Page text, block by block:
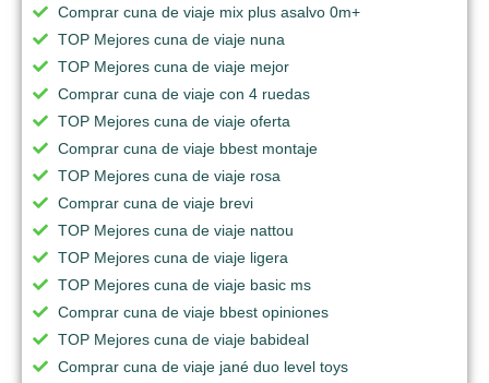
Comprar cuna de viaje mix plus asalvo 0m+
TOP Mejores cuna de viaje nuna
TOP Mejores cuna de viaje mejor
Comprar cuna de viaje con 4 ruedas
TOP Mejores cuna de viaje oferta
Comprar cuna de viaje bbest montaje
TOP Mejores cuna de viaje rosa
Comprar cuna de viaje brevi
TOP Mejores cuna de viaje nattou
TOP Mejores cuna de viaje ligera
TOP Mejores cuna de viaje basic ms
Comprar cuna de viaje bbest opiniones
TOP Mejores cuna de viaje babideal
Comprar cuna de viaje jané duo level toys